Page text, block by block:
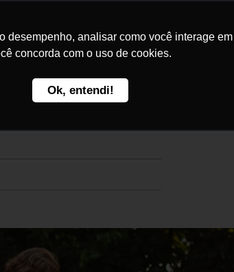
analisar como você interage
concorda com o uso de cookies.
Ok, entendi!
e quais as